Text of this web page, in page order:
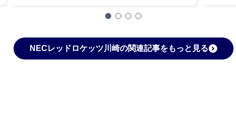
NECレッドロケッツ川崎の関連記事をもっと見る